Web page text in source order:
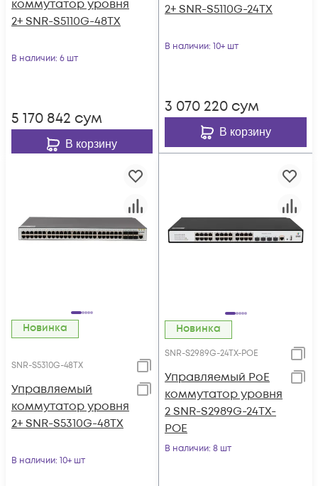
коммутатор уровня
2+ SNR-S5110G-48TX
В наличии: 6 шт
5 170 842 сум
В корзину
2+ SNR-S5110G-24TX
В наличии: 10+ шт
3 070 220 сум
В корзину
Новинка
SNR-S5310G-48TX
Управляемый
коммутатор уровня
2+ SNR-S5310G-48TX
В наличии: 10+ шт
Новинка
SNR-S2989G-24TX-POE
Управляемый PoE
коммутатор уровня
2 SNR-S2989G-24TX-
POE
В наличии: 8 шт